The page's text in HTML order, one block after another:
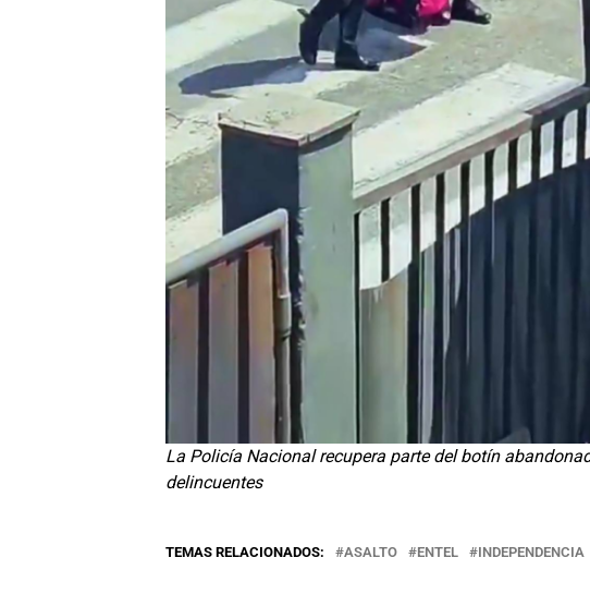
La Policía Nacional recupera parte del botín
delincuentes
TEMAS RELACIONADOS: ASALTO ENTEL INDEPENDENCIA